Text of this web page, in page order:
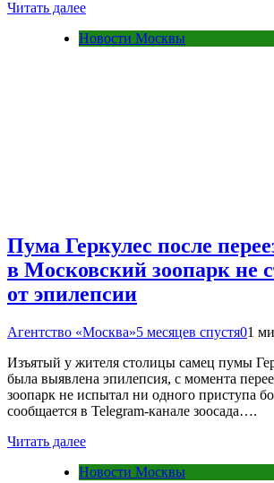
Читать далее
Новости Москвы
Пума Геркулес после
в Московский зоопарк не
от эпилепсии
Агентство «Москва»5 месяцев спустя01
Изъятый у жителя столицы самец пумы
была выявлена эпилепсия, с момента
зоопарк не испытал ни одного приступа
сообщается в Telegram-канале зоосада….
Читать далее
Новости Москвы